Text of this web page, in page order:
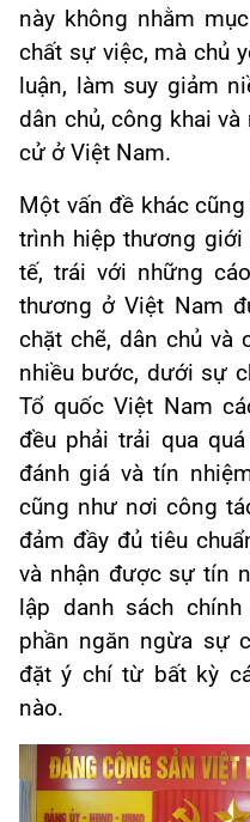
này không nhằm
chất sự việc, mà chủ
luận, làm suy giảm
dân chủ, công khai
cử ở Việt Nam.
Một vấn đề khác
trình hiệp thương
tế, trái với những
thương ở Việt Nam
chặt chẽ, dân chủ và
nhiều bước, dưới sự
Tổ quốc Việt Nam
đều phải trải qua
đánh giá và tín
cũng như nơi công
đảm đầy đủ tiêu
và nhận được sự tín
lập danh sách
phần ngăn ngừa sự
đặt ý chí từ bất kỳ
nào.